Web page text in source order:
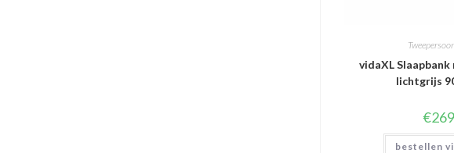
vidaXL Slaapbank
lichtgrijs
€
bestellen